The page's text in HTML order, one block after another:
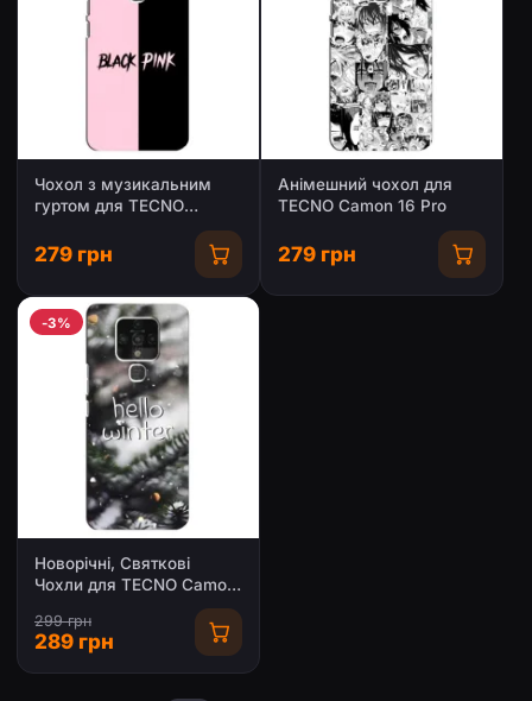
Чохол з музикальним
гуртом для TECNO
279 грн
Анімешний чохол для
TECNO Camon 16 Pro
279 грн
-3%
Новорічні, Святкові
Чохли для TECNO Camon
299 грн
289 грн